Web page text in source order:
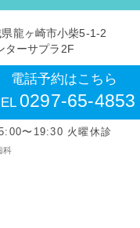
龍ヶ崎市小柴5-1-2
ターサプラ2F
電話予約はこちら
0297-65-4853
〜19:30 火曜休診
科